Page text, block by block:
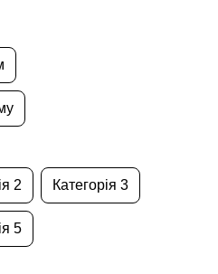
2 Категорія 3
5